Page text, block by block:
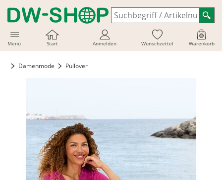
Menü Start Anmelden Wunschzettel Warenkorb
Damenmode Pullover